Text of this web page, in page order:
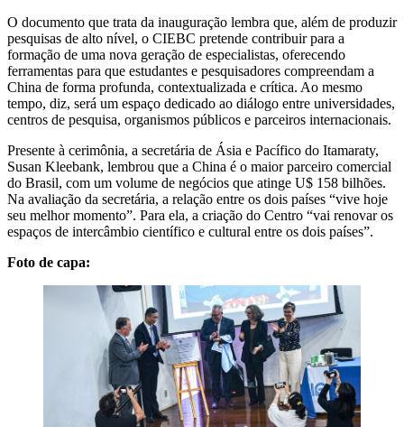
O documento que trata da inauguração lembra que, além de produzir
pesquisas de alto nível, o CIEBC pretende contribuir para a
formação de uma nova geração de especialistas, oferecendo
ferramentas para que estudantes e pesquisadores compreendam a
China de forma profunda, contextualizada e crítica. Ao mesmo
tempo, diz, será um espaço dedicado ao diálogo entre universidades,
centros de pesquisa, organismos públicos e parceiros internacionais.
Presente à cerimônia, a secretária de Ásia e Pacífico do Itamaraty,
Susan Kleebank, lembrou que a China é o maior parceiro comercial
do Brasil, com um volume de negócios que atinge U$ 158 bilhões.
Na avaliação da secretária, a relação entre os dois países “vive hoje
seu melhor momento”. Para ela, a criação do Centro “vai renovar os
espaços de intercâmbio científico e cultural entre os dois países”.
Foto de capa: